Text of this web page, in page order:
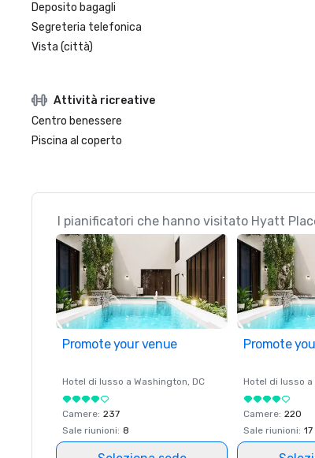
Deposito bagagli
Segreteria telefonica
Vista (città)
Attività ricreative
Centro benessere
Piscina al coperto
I pianificatori che hanno visitato Hyatt
Promote your venue
Hotel di lusso a Washington, DC
Camere: 237
Sale riunioni: 8
Promote
Hotel di lusso a
Camere: 220
Sale riunioni: 17